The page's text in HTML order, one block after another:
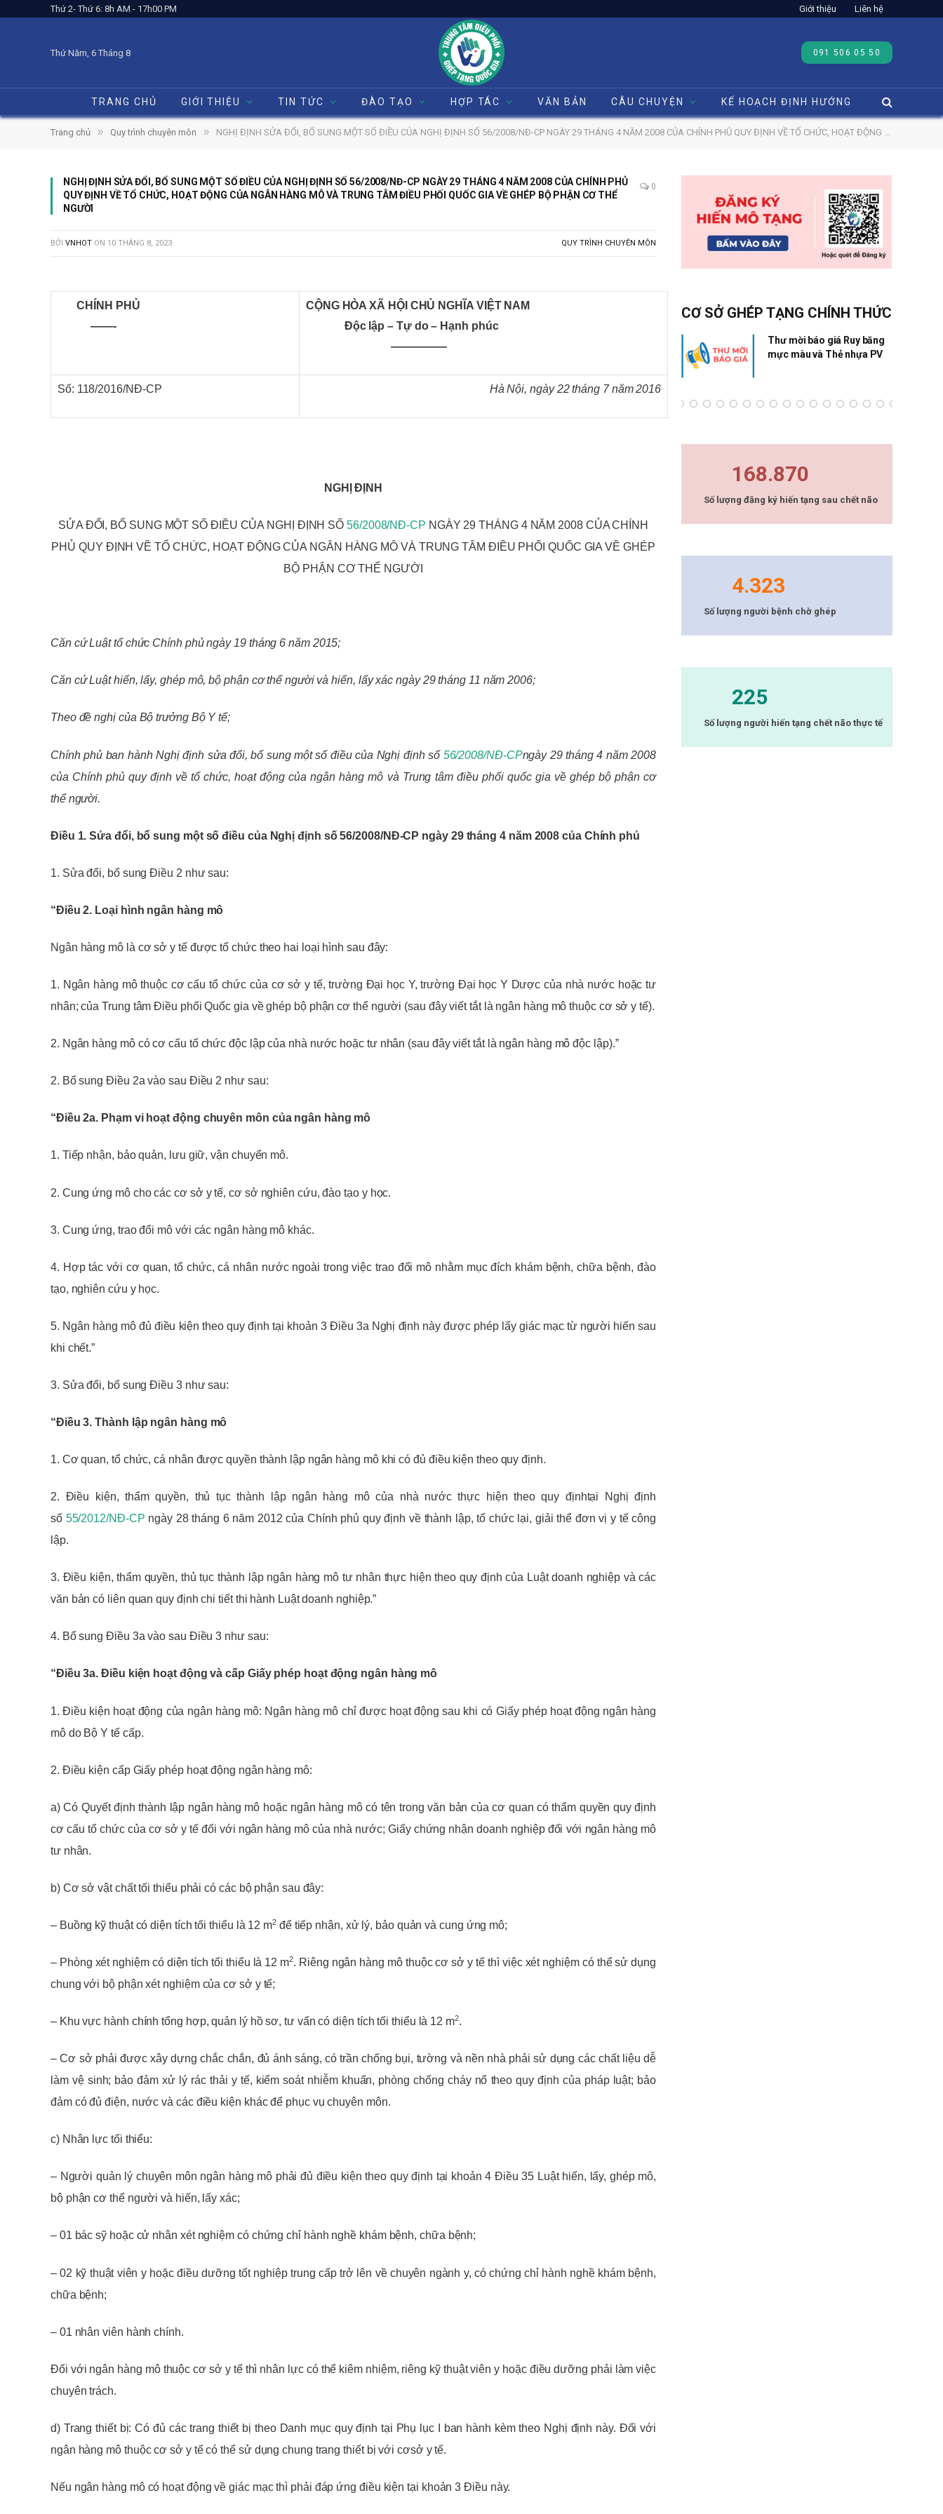
Thứ 2- Thứ 6: 8h AM - 17h00 PM Giới thiệu Liên hệ
Thứ Năm, 6 Tháng 8 091 506 05 50
TRANG CHỦ GIỚI THIỆU TIN TỨC ĐÀO TẠO HỢP TÁC VĂN BẢN CÂU CHUYỆN KẾ HOẠCH ĐỊNH HƯỚNG
Trang chủ » Quy trình chuyên môn » NGHỊ ĐỊNH SỬA ĐỔI, BỔ SUNG MỘT SỐ ĐIỀU CỦA NGHỊ ĐỊNH SỐ 56/2008/NĐ-CP NGÀY 29 THÁNG 4 NĂM 2008 CỦA CHÍNH PHỦ QUY ĐỊNH VỀ TỔ CHỨC, HOẠT ĐỘNG CỦA NGÂN HÀNG MÔ VÀ TRUNG TÂM ĐIỀU PHỐI QUỐC GIA VỀ GHÉP BỘ PHẬN CƠ THỂ NGƯỜI
NGHỊ ĐỊNH SỬA ĐỔI, BỔ SUNG MỘT SỐ ĐIỀU CỦA NGHỊ ĐỊNH SỐ 56/2008/NĐ-CP NGÀY 29 THÁNG 4 NĂM 2008 CỦA CHÍNH PHỦ
QUY ĐỊNH VỀ TỔ CHỨC, HOẠT ĐỘNG CỦA NGÂN HÀNG MÔ VÀ TRUNG TÂM ĐIỀU PHỐI QUỐC GIA VỀ GHÉP BỘ PHẬN CƠ THỂ
NGƯỜI
0
BỞI VNHOT ON 10 THÁNG 8, 2023 QUY TRÌNH CHUYÊN MÔN
CHÍNH PHỦ
——-
CỘNG HÒA XÃ HỘI CHỦ NGHĨA VIỆT NAM
Độc lập – Tự do – Hạnh phúc
—————
Số: 118/2016/NĐ-CP Hà Nội, ngày 22 tháng 7 năm 2016
NGHỊ ĐỊNH
SỬA ĐỔI, BỔ SUNG MỘT SỐ ĐIỀU CỦA NGHỊ ĐỊNH SỐ56/2008/NĐ-CP NGÀY 29 THÁNG 4 NĂM 2008 CỦA CHÍNH
PHỦ QUY ĐỊNH VỀ TỔ CHỨC, HOẠT ĐỘNG CỦA NGÂN HÀNG MÔ VÀ TRUNG TÂM ĐIỀU PHỐI QUỐC GIA VỀ GHÉP
BỘ PHẬN CƠ THỂ NGƯỜI
Căn cứ Luật tổ chức Chính phủ ngày 19 tháng 6 năm 2015;
Căn cứ Luật hiến, lấy, ghép mô, bộ phận cơ thể người và hiến, lấy xác ngày 29 tháng 11 năm 2006;
Theo đề nghị của Bộ trưởng Bộ Y tế;
Chính phủ ban hành Nghị định sửa đổi, bổ sung một số điều của Nghị định số 56/2008/NĐ-CPngày 29 tháng 4 năm 2008
của Chính phủ quy định về tổ chức, hoạt động của ngân hàng mô và Trung tâm điều phối quốc gia về ghép bộ phận cơ
thể người.
Điều 1. Sửa đổi, bổ sung một số điều của Nghị định số 56/2008/NĐ-CP ngày 29 tháng 4 năm 2008 của Chính phủ
1. Sửa đổi, bổ sung Điều 2 như sau:
“Điều 2. Loại hình ngân hàng mô
Ngân hàng mô là cơ sở y tế được tổ chức theo hai loại hình sau đây:
1. Ngân hàng mô thuộc cơ cấu tổ chức của cơ sở y tế, trường Đại học Y, trường Đại học Y Dược của nhà nước hoặc tư
nhân; của Trung tâm Điều phối Quốc gia về ghép bộ phận cơ thể người (sau đây viết tắt là ngân hàng mô thuộc cơ sở y tế).
2. Ngân hàng mô có cơ cấu tổ chức độc lập của nhà nước hoặc tư nhân (sau đây viết tắt là ngân hàng mô độc lập).”
2. Bổ sung Điều 2a vào sau Điều 2 như sau:
“Điều 2a. Phạm vi hoạt động chuyên môn của ngân hàng mô
1. Tiếp nhận, bảo quản, lưu giữ, vận chuyển mô.
2. Cung ứng mô cho các cơ sở y tế, cơ sở nghiên cứu, đào tạo y học.
3. Cung ứng, trao đổi mô với các ngân hàng mô khác.
4. Hợp tác với cơ quan, tổ chức, cá nhân nước ngoài trong việc trao đổi mô nhằm mục đích khám bệnh, chữa bệnh, đào
tạo, nghiên cứu y học.
5. Ngân hàng mô đủ điều kiện theo quy định tại khoản 3 Điều 3a Nghị định này được phép lấy giác mạc từ người hiến sau
khi chết.”
3. Sửa đổi, bổ sung Điều 3 như sau:
“Điều 3. Thành lập ngân hàng mô
1. Cơ quan, tổ chức, cá nhân được quyền thành lập ngân hàng mô khi có đủ điều kiện theo quy định.
2. Điều kiện, thẩm quyền, thủ tục thành lập ngân hàng mô của nhà nước thực hiện theo quy địnhtại Nghị định
số 55/2012/NĐ-CP ngày 28 tháng 6 năm 2012 của Chính phủ quy định về thành lập, tổ chức lại, giải thể đơn vị y tế công
lập.
3. Điều kiện, thẩm quyền, thủ tục thành lập ngân hàng mô tư nhân thực hiện theo quy định của Luật doanh nghiệp và các
văn bản có liên quan quy định chi tiết thi hành Luật doanh nghiệp.”
4. Bổ sung Điều 3a vào sau Điều 3 như sau:
“Điều 3a. Điều kiện hoạt động và cấp Giấy phép hoạt động ngân hàng mô
1. Điều kiện hoạt động của ngân hàng mô: Ngân hàng mô chỉ được hoạt động sau khi có Giấy phép hoạt động ngân hàng
mô do Bộ Y tế cấp.
2. Điều kiện cấp Giấy phép hoạt động ngân hàng mô:
a) Có Quyết định thành lập ngân hàng mô hoặc ngân hàng mô có tên trong văn bản của cơ quan có thẩm quyền quy định
cơ cấu tổ chức của cơ sở y tế đối với ngân hàng mô của nhà nước; Giấy chứng nhận doanh nghiệp đối với ngân hàng mô
tư nhân.
b) Cơ sở vật chất tối thiểu phải có các bộ phận sau đây:
– Buồng kỹ thuật có diện tích tối thiểu là 12 m2để tiếp nhận, xử lý, bảo quản và cung ứng mô;
– Phòng xét nghiệm có diện tích tối thiểu là 12 m2. Riêng ngân hàng mô thuộc cơ sở y tế thì việc xét nghiệm có thể sử dụng
chung với bộ phận xét nghiệm của cơ sở y tế;
– Khu vực hành chính tổng hợp, quản lý hồ sơ, tư vấn có diện tích tối thiểu là 12 m2.
– Cơ sở phải được xây dựng chắc chắn, đủ ánh sáng, có trần chống bụi, tường và nền nhà phải sử dụng các chất liệu dễ
làm vệ sinh; bảo đảm xử lý rác thải y tế, kiểm soát nhiễm khuẩn, phòng chống cháy nổ theo quy định của pháp luật; bảo
đảm có đủ điện, nước và các điều kiện khác để phục vụ chuyên môn.
c) Nhân lực tối thiểu:
– Người quản lý chuyên môn ngân hàng mô phải đủ điều kiện theo quy định tại khoản 4 Điều 35 Luật hiến, lấy, ghép mô,
bộ phận cơ thể người và hiến, lấy xác;
– 01 bác sỹ hoặc cử nhân xét nghiệm có chứng chỉ hành nghề khám bệnh, chữa bệnh;
– 02 kỹ thuật viên y hoặc điều dưỡng tốt nghiệp trung cấp trở lên về chuyên ngành y, có chứng chỉ hành nghề khám bệnh,
chữa bệnh;
– 01 nhân viên hành chính.
Đối với ngân hàng mô thuộc cơ sở y tế thì nhân lực có thể kiêm nhiệm, riêng kỹ thuật viên y hoặc điều dưỡng phải làm việc
chuyên trách.
d) Trang thiết bị: Có đủ các trang thiết bị theo Danh mục quy định tại Phụ lục I ban hành kèm theo Nghị định này. Đối với
ngân hàng mô thuộc cơ sở y tế có thể sử dụng chung trang thiết bị với cơsở y tế.
Nếu ngân hàng mô có hoạt động về giác mạc thì phải đáp ứng điều kiện tại khoản 3 Điều này.
CƠ SỞ GHÉP TẠNG CHÍNH THỨC
Thư mời báo giá Ruy băng
mực màu và Thẻ nhựa PV
168.870
Số lượng đăng ký hiến tạng sau chết não
4.323
Số lượng người bệnh chờ ghép
225
Số lượng người hiến tạng chết não thực tế